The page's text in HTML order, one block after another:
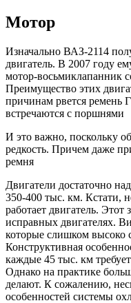
Мотор
Изначально ВАЗ-2114
двигатель. В 2007 году
мотор-восьмиклапанник
Преимущество этих
причинам рвется ремень
встречаются с поршнями
И это важно, поскольку
редкость. Причем даже
ремня
Двигатели достаточно
350-400 тыс. км. Кстати,
работает двигатель.
исправных двигателях.
которые слишком высоко
Конструктивная
каждые 45 тыс. км
Однако на практике
делают. К сожалению,
особенностей системы